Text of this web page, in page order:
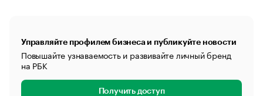
Управляйте профилем бизнеса и публикуйте новости
Повышайте узнаваемость и развивайте личный бренд
на РБК
Получить доступ